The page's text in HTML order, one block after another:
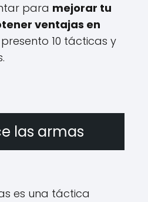
para mejorar tu
ventajas en
10 tácticas y
las armas
es una táctica